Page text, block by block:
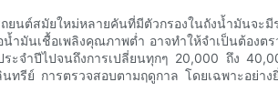
ต์สมัยใหม่หลายคันที่มีตัวกรองในถังน้ำมันจะ
มันเชื้อเพลิงคุณภาพต่ำ อาจทำให้จำเป็นต้องต
ระจำปีไปจนถึงการเปลี่ยนทุกๆ 20,000 ถึง
รีย์ การตรวจสอบตามฤดูกาล โดยเฉพาะอย่าง